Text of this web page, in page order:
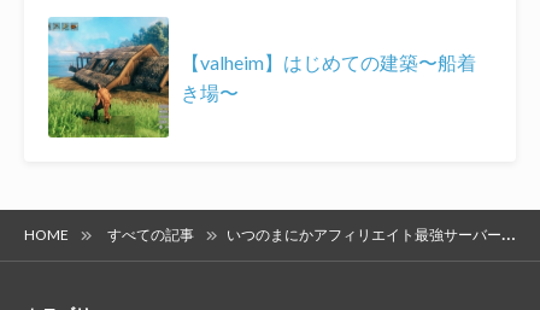
【valheim】はじめての建築〜船着
き場〜
HOME すべての記事 いつのまにかアフィリエイト最強サーバーmixhostというものが登場していた